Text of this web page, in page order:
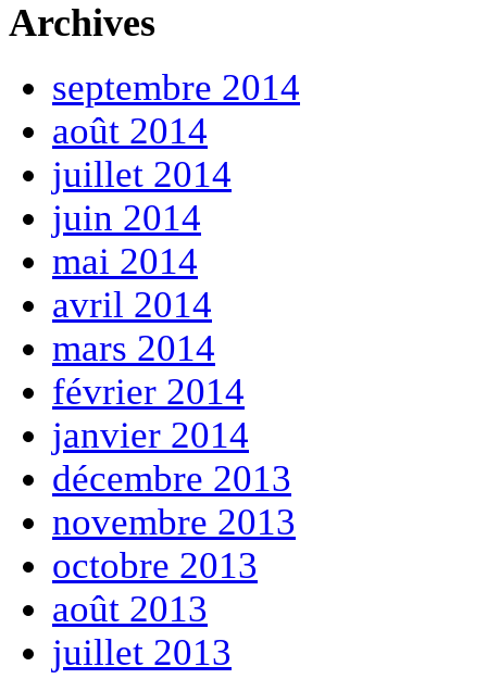
Archives
septembre 2014
août 2014
juillet 2014
juin 2014
mai 2014
avril 2014
mars 2014
février 2014
janvier 2014
décembre 2013
novembre 2013
octobre 2013
août 2013
juillet 2013